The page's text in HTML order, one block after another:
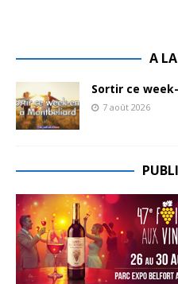
A
Sortir ce
7 août 2026